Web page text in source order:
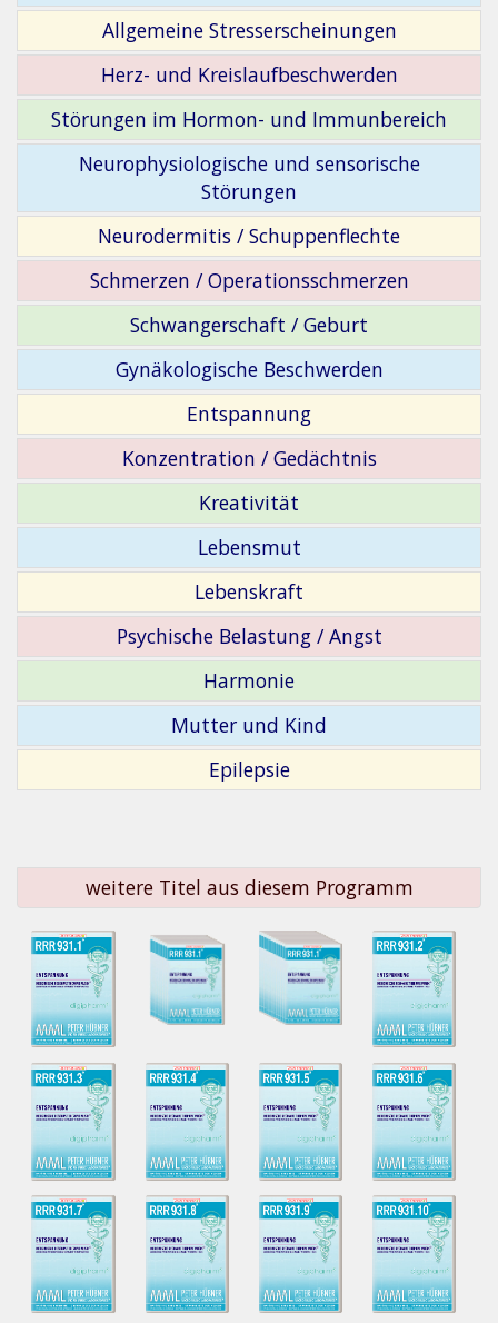
Allgemeine Stresserscheinungen
Herz- und Kreislaufbeschwerden
Störungen im Hormon- und Immunbereich
Neurophysiologische und sensorische
Störungen
Neurodermitis / Schuppenflechte
Schmerzen / Operationsschmerzen
Schwangerschaft / Geburt
Gynäkologische Beschwerden
Entspannung
Konzentration / Gedächtnis
Kreativität
Lebensmut
Lebenskraft
Psychische Belastung / Angst
Harmonie
Mutter und Kind
Epilepsie
weitere Titel aus diesem Programm